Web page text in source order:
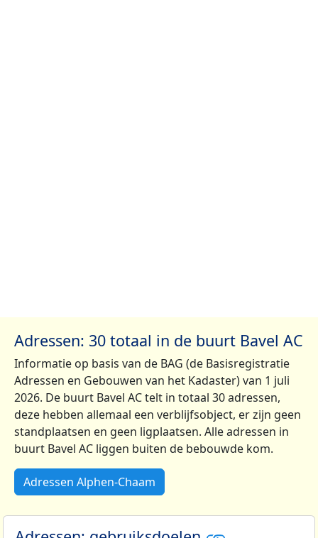
Adressen: 30 totaal in de buurt Bavel AC
Informatie op basis van de BAG (de Basisregistratie
Adressen en Gebouwen van het Kadaster) van 1 juli
2026. De buurt Bavel AC telt in totaal 30 adressen,
deze hebben allemaal een verblijfsobject, er zijn geen
standplaatsen en geen ligplaatsen. Alle adressen in
buurt Bavel AC liggen buiten de bebouwde kom.
Adressen Alphen-Chaam